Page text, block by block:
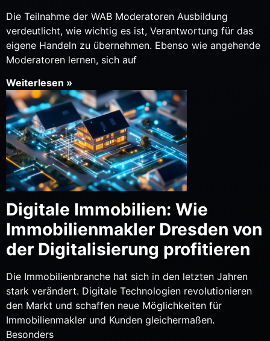
Die Teilnahme der WAB Moderatoren Ausbildung
verdeutlicht, wie wichtig es ist, Verantwortung für das
eigene Handeln zu übernehmen. Ebenso wie angehende
Moderatoren lernen, sich auf
Weiterlesen »
Digitale Immobilien: Wie
Immobilienmakler Dresden von
der Digitalisierung profitieren
Die Immobilienbranche hat sich in den letzten Jahren
stark verändert. Digitale Technologien revolutionieren
den Markt und schaffen neue Möglichkeiten für
Immobilienmakler und Kunden gleichermaßen.
Besonders